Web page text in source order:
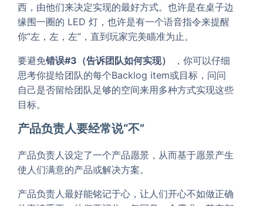
西，由他们来决定实现的最好方式。也许是在桌子边
缘围一圈的 LED 灯，也许是有一个语音指令来提醒
你“左，左，左”，直到玩家完美瞄准为止。
要避免错误#3（告诉团队如何实现）
，你可以仔细
思考你提给团队的每个Backlog item或目标，问问
自己是否留给团队足够的空间来用多种方式实现这些
目标。
产品负责人要经常说“不”
产品负责人设定了一个产品愿景，从而基于愿景产生
使人们满意的产品或解决方案。
产品负责人最好能铭记于心，让人们开心不如做正确